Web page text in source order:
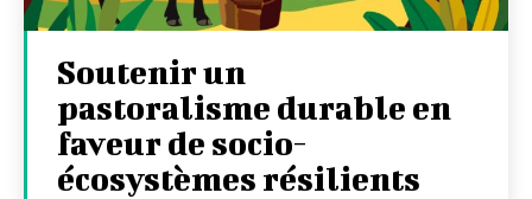
Soutenir un
pastoralisme durable en
faveur de socio-
écosystèmes résilients